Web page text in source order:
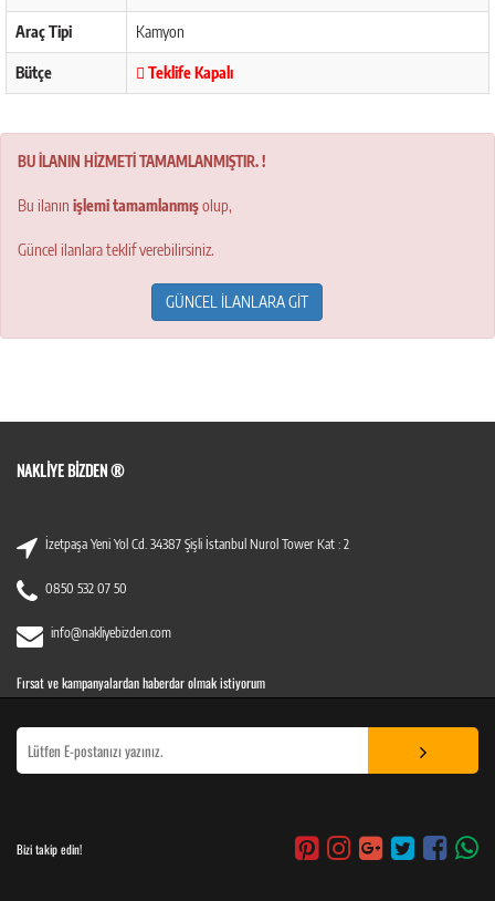
Araç Tipi Kamyon
Bütçe Teklife Kapalı
BU İLANIN HİZMETİ TAMAMLANMIŞTIR. !
Bu ilanın işlemi tamamlanmışolup,
Güncel ilanlara teklif verebilirsiniz.
GÜNCEL İLANLARA GİT
NAKLIYE BIZDEN ®
İzetpaşa Yeni Yol Cd. 34387 Şişli İstanbul Nurol Tower Kat : 2
0850 532 07 50
info@nakliyebizden.com
Fırsat ve kampanyalardan haberdar olmak istiyorum
Bizi takip edin!